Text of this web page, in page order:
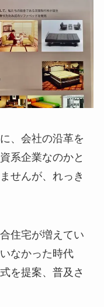
、会社の沿革を
系企業なのかと
せんが、れっき
住宅が増えてい
なかった時代
を提案、普及さ